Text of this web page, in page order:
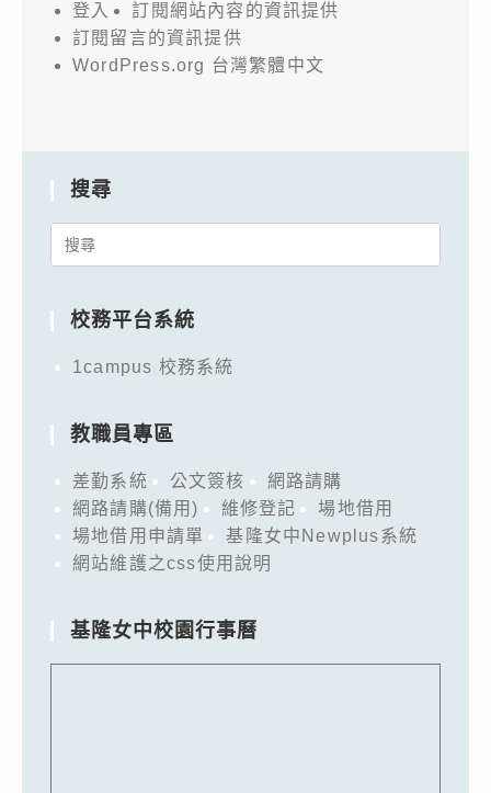
登入
訂閱網站內容的資訊提供
訂閱留言的資訊提供
WordPress.org 台灣繁體中文
搜尋
Search
校務平台系統
1campus 校務系統
教職員專區
差勤系統 公文簽核
網路請購
網路請購(備用)
維修登記
場地借用
場地借用申請單
基隆女中Newplus系統
網站維護之css使用說明
基隆女中校園行事曆